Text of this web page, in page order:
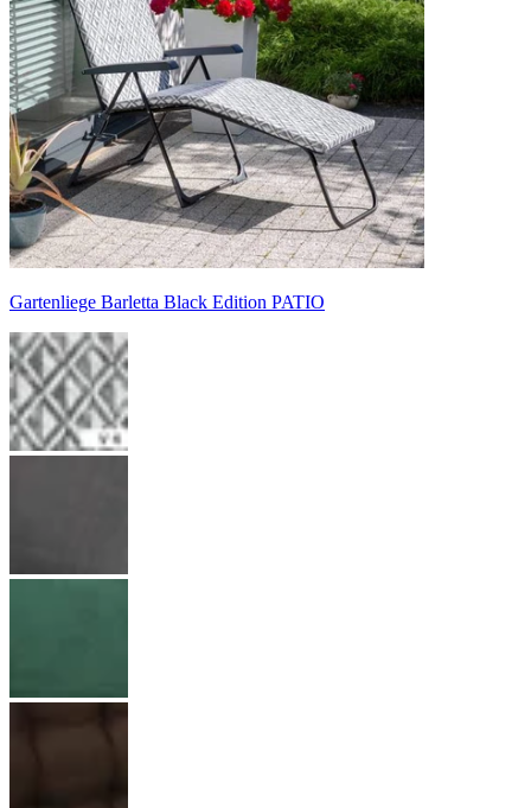
Gartenliege Barletta Black Edition PATIO